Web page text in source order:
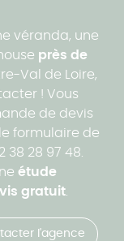
véranda, une
près de
Val de Loire,
! Vous
de devis
formulaire de
28 97 48.
étude
gratuit.
l'agence